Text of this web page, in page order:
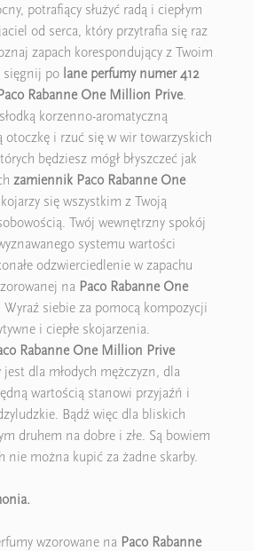
potrafiący służyć radą i ciepłym
od serca, który przytrafia się raz
zapach korespondujący z Twoim
sięgnij po lane perfumy numer 412
Rabanne One Million Prive.
korzenno-aromatyczną
otoczkę i rzuć się w wir towarzyskich
będziesz mógł błyszczeć jak
zamiennik Paco Rabanne One
się wszystkim z Twoją
Twój wewnętrzny spokój
systemu wartości
odzwierciedlenie w zapachu
na Paco Rabanne One
Wyraź siebie za pomocą kompozycji
i ciepłe skojarzenia.
Rabanne One Million Prive
jest dla młodych mężczyzn, dla
wartością stanowi przyjaźń i
Bądź więc dla bliskich
druhem na dobre i złe. Są bowiem
nie można kupić za żadne skarby.
wzorowane na Paco Rabanne